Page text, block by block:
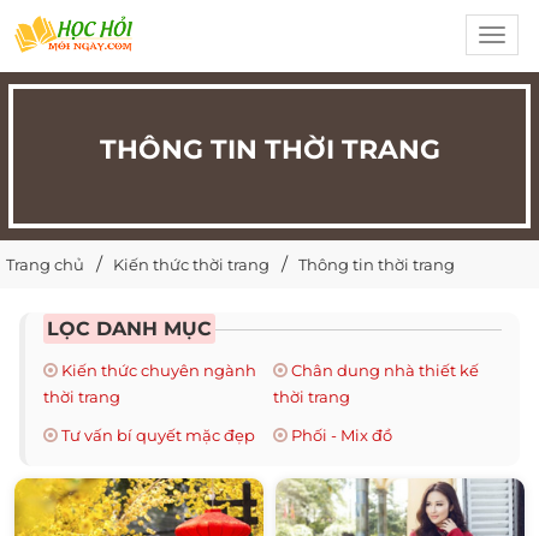
THÔNG TIN THỜI TRANG
Trang chủ Kiến thức thời trang Thông tin thời trang
LỌC DANH MỤC
Kiến thức chuyên ngành
thời trang
Chân dung nhà thiết kế
thời trang
Tư vấn bí quyết mặc đẹp
Phối - Mix đồ